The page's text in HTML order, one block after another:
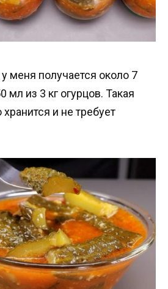
меня получается около 7
из 3 кг огурцов. Такая
и не требует